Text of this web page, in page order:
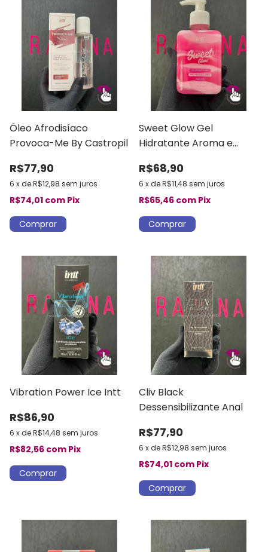
Óleo Afrodisíaco
Provoca-Me By Castropil
R$77,90
6 xdeR$12,98 sem juros
R$74,01 com Pix
Sweet Glow Gel
Hidratante Aroma e
R$68,90
6 xdeR$11,48 sem juros
R$65,46 com Pix
Vibration Power Ice Intt
R$86,90
6 xdeR$14,48 sem juros
R$82,56 com Pix
Cliv Black
Dessensibilizante Anal
R$77,90
6 xdeR$12,98 sem juros
R$74,01 com Pix